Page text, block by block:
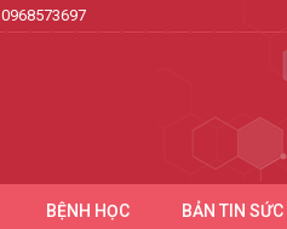
0968573697
BỆNH HỌC BẢN TIN